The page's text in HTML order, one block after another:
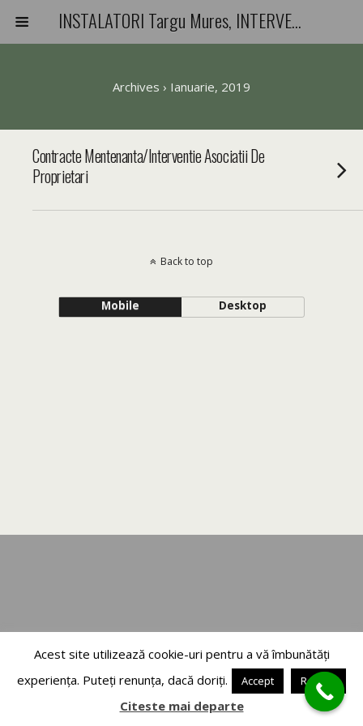
INSTALATORI Targu Mures, INTERVENTII-REPARATII-URGENTE
Archives › Ianuarie, 2019
Contracte Mentenanta/Interventie Asociatii De
Proprietari
Back to top
Mobile Desktop
Acest site utilizează cookie-uri pentru a vă îmbunătăți
experiența. Puteți renunța, dacă doriți.
Accept Refuza
Citeste mai departe